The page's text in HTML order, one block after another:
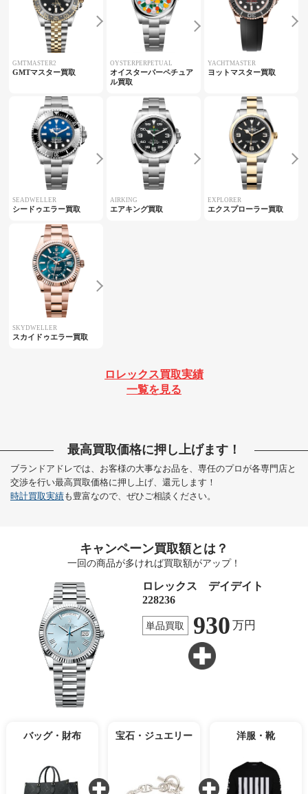
GMTMASTER2
GMTマスター買取
OYSTERPERPETUAL
オイスターパーペチュア
ル買取
YACHTMASTER
ヨットマスター買取
SEADWELLER
シードゥエラー買取
AIRKING
エアキング買取
EXPLORER
エクスプローラー買取
SKYDWELLER
スカイドゥエラー買取
ロレックス買取実績
一覧を見る
最高買取価格に押し上げます！
ブランドアドレでは、お客様の大事なお品を、専任のプロが各専門店と
交渉を行い最高買取価格に押し上げ、還元します！
時計買取実績も豊富なので、ぜひご相談ください。
キャンペーン買取額とは？
一回の商品が多ければ買取額がアップ！
ロレックス デイデイト
228236
単品買取 930 万円
バッグ・財布 宝石・ジュエリー 洋服・靴